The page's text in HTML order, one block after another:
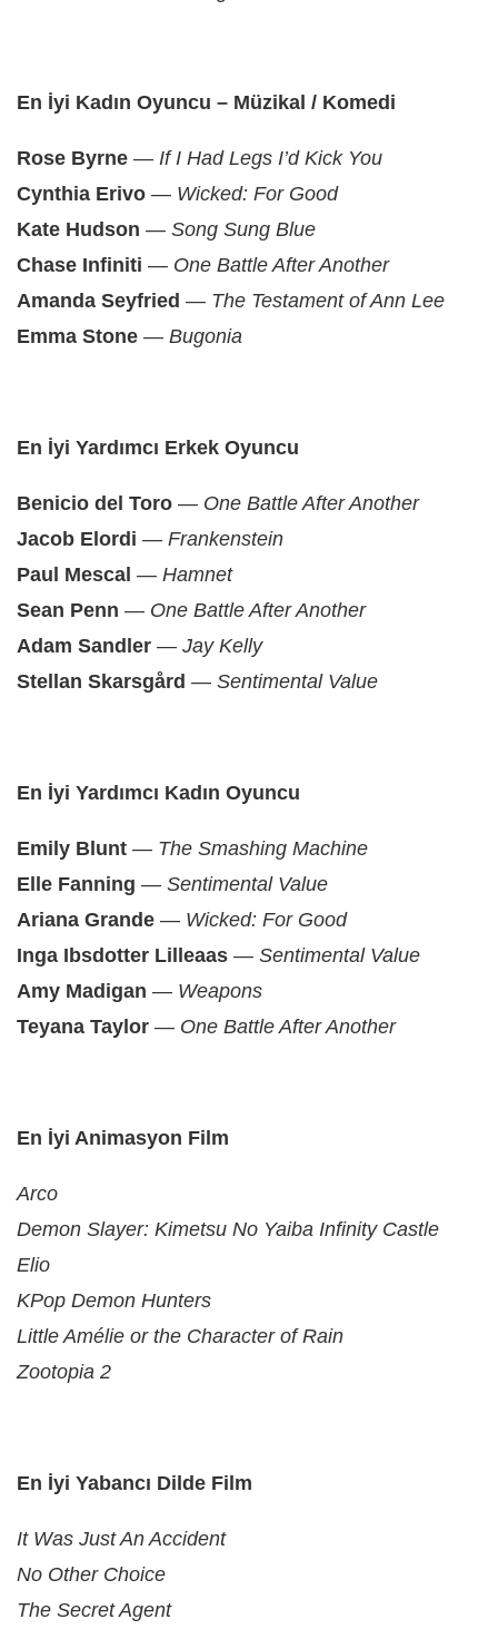
En İyi Kadın Oyuncu – Müzikal / Komedi
Rose Byrne — If I Had Legs I’d Kick You
Cynthia Erivo — Wicked: For Good
Kate Hudson — Song Sung Blue
Chase Infiniti — One Battle After Another
Amanda Seyfried — The Testament of Ann Lee
Emma Stone — Bugonia
En İyi Yardımcı Erkek Oyuncu
Benicio del Toro — One Battle After Another
Jacob Elordi — Frankenstein
Paul Mescal — Hamnet
Sean Penn — One Battle After Another
Adam Sandler — Jay Kelly
Stellan Skarsgård — Sentimental Value
En İyi Yardımcı Kadın Oyuncu
Emily Blunt — The Smashing Machine
Elle Fanning — Sentimental Value
Ariana Grande — Wicked: For Good
Inga Ibsdotter Lilleaas — Sentimental Value
Amy Madigan — Weapons
Teyana Taylor — One Battle After Another
En İyi Animasyon Film
Arco
Demon Slayer: Kimetsu No Yaiba Infinity Castle
Elio
KPop Demon Hunters
Little Amélie or the Character of Rain
Zootopia 2
En İyi Yabancı Dilde Film
It Was Just An Accident
No Other Choice
The Secret Agent